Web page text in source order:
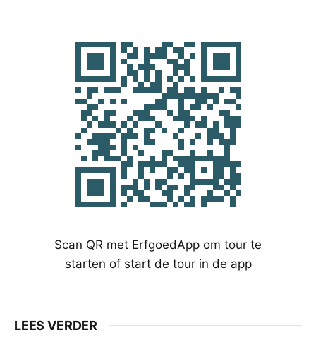
Scan QR met ErfgoedApp om tour te
starten of start de tour in de app
LEES VERDER